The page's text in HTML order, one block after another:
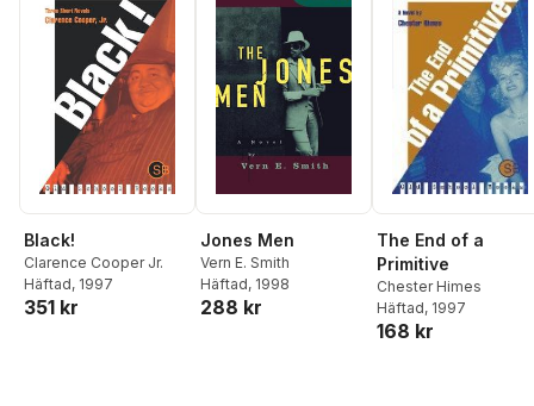
Black!
Clarence Cooper Jr.
Häftad, 1997
351 kr
Jones Men
Vern E. Smith
Häftad, 1998
288 kr
The End of a
Primitive
Chester Himes
Häftad, 1997
168 kr